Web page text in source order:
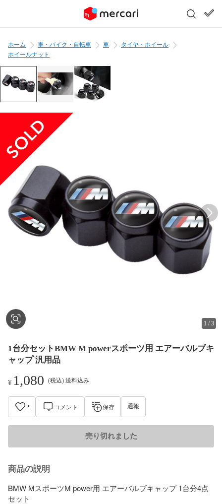
ホーム 車・バイク・自転車 車
タイヤ・ホイール
ホイールナット
1 /3
1台分セットBMW M powerスポーツ用 エアーバルブキ
ャップ 汎用品
¥ 1,080 (税込) 送料込み
2 コメント 保存 通報
売り切れました
商品の説明
BMW MスポーツM power用 エアーバルブキャップ 1台分4点
セット